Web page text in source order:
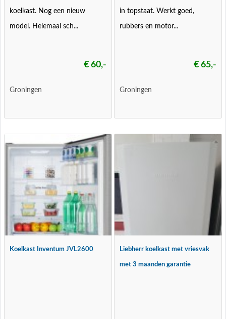
koelkast. Nog een nieuw
model. Helemaal sch...
€ 60,-
Groningen
in topstaat. Werkt goed,
rubbers en motor...
€ 65,-
Groningen
Koelkast Inventum JVL2600 Liebherr koelkast met vriesvak
met 3 maanden garantie